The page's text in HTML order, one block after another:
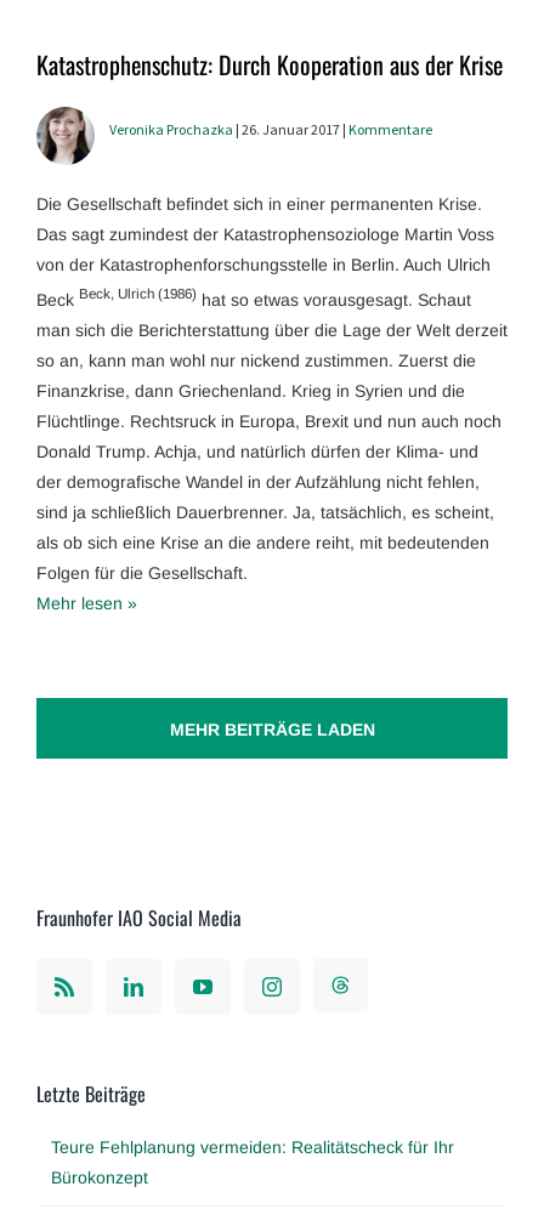
Katastrophenschutz: Durch Kooperation aus der Krise
Veronika Prochazka | 26. Januar 2017 | Kommentare
Die Gesellschaft befindet sich in einer permanenten Krise.
Das sagt zumindest der Katastrophensoziologe Martin Voss
von der Katastrophenforschungsstelle in Berlin. Auch Ulrich
Beck Beck, Ulrich (1986) hat so etwas vorausgesagt. Schaut
man sich die Berichterstattung über die Lage der Welt derzeit
so an, kann man wohl nur nickend zustimmen. Zuerst die
Finanzkrise, dann Griechenland. Krieg in Syrien und die
Flüchtlinge. Rechtsruck in Europa, Brexit und nun auch noch
Donald Trump. Achja, und natürlich dürfen der Klima- und
der demografische Wandel in der Aufzählung nicht fehlen,
sind ja schließlich Dauerbrenner. Ja, tatsächlich, es scheint,
als ob sich eine Krise an die andere reiht, mit bedeutenden
Folgen für die Gesellschaft.
Mehr lesen »
MEHR BEITRÄGE LADEN
Fraunhofer IAO Social Media
Letzte Beiträge
Teure Fehlplanung vermeiden: Realitätscheck für Ihr
Bürokonzept